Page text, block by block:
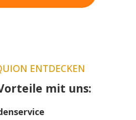
ENTDECKEN
mit uns: